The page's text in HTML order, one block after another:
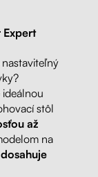
ideálnou
stôl
až
na